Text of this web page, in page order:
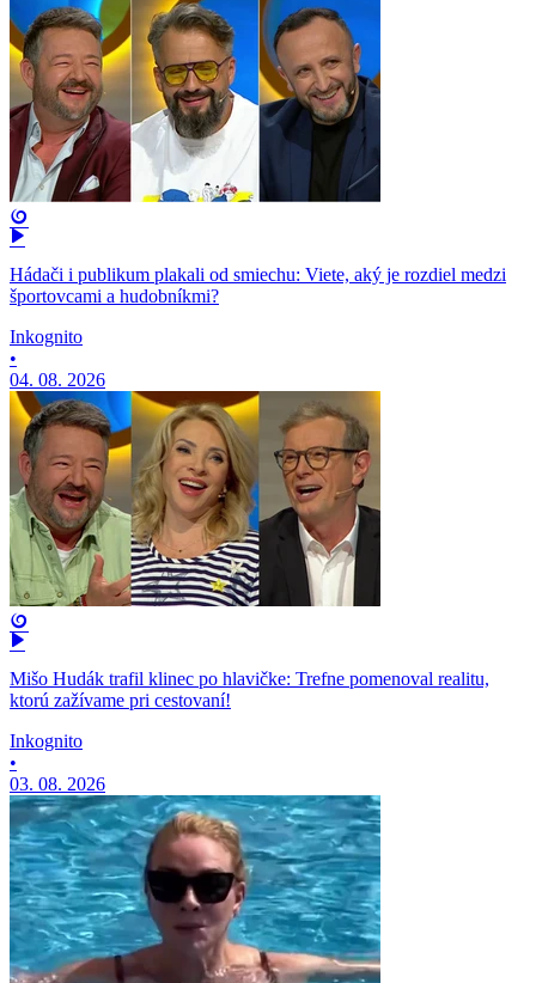
Hádači i publikum plakali od smiechu: Viete, aký je rozdiel medzi
športovcami a hudobníkmi?
Inkognito
•
04. 08. 2026
Mišo Hudák trafil klinec po hlavičke: Trefne pomenoval realitu,
ktorú zažívame pri cestovaní!
Inkognito
•
03. 08. 2026